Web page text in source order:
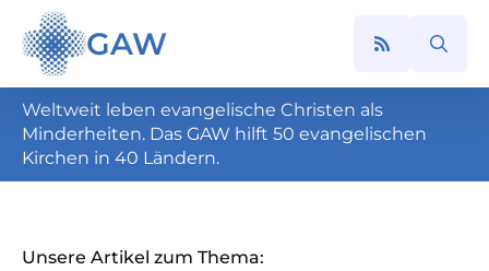
GAW
Search
Weltweit leben evangelische Christen als
Minderheiten. Das GAW hilft 50 evangelischen
Kirchen in 40 Ländern.
Unsere Artikel zum Thema: